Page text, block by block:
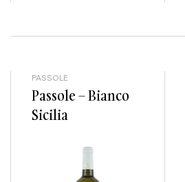
PASSOLE
Passole – Bianco
Sicilia